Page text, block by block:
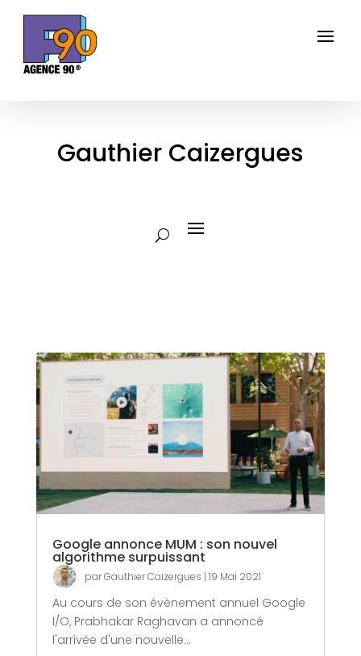
Gauthier Caizergues
Google annonce MUM : son nouvel
algorithme surpuissant
parGauthier Caizergues | 19 Mai 2021
Au cours de son évènement annuel Google
I/O, Prabhakar Raghavan a annoncé
l'arrivée d'une nouvelle...